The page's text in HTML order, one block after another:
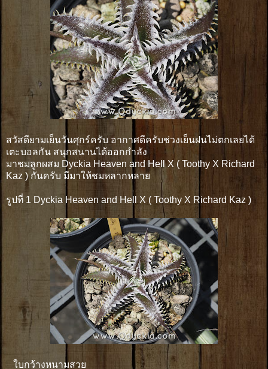
สวัสดียามเย็นวันศุกร์ครับ อากาศดีครับช่วงเย็นฝนไม่ตกเลยได้
เตะบอลกัน สนุกสนานได้ออกกำลัง
มาชมลูกผสม Dyckia Heaven and Hell X ( Toothy X Richard
Kaz ) กันครับ มีมาให้ชมหลากหลาย
รูปที่ 1 Dyckia Heaven and Hell X ( Toothy X Richard Kaz )
ใบกว้างหนามสวย